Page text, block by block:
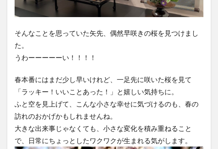
そんなことを思っていた矢先、偶然早咲きの桜を見つけまし
た。
うわーーーーーい！！！！
春本番にはまだ少し早いけれど、一足先に咲いた桜を見て
「ラッキー！いいことあった！」と嬉しい気持ちに。
ふと空を見上げて、こんな小さな幸せに気づけるのも、春の
訪れのおかげかもしれませんね。
大きな出来事じゃなくても、小さな変化を積み重ねること
で、日常にちょっとしたワクワクが生まれる気がします。